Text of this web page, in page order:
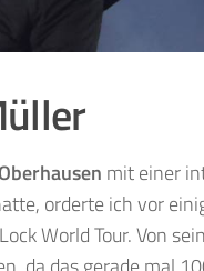
Oberhausen mit einer
orderte ich vor
World Tour. Von